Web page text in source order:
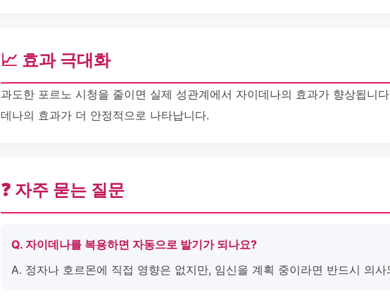
📈 효과 극대화
과도한 포르노 시청을 줄이면 실제 성관계에서 자이데나의 효과가 향상됩니
데나의 효과가 더 안정적으로 나타납니다.
❓ 자주 묻는 질문
Q. 자이데나를 복용하면 자동으로 발기가 되나요?
A. 정자나 호르몬에 직접 영향은 없지만, 임신을 계획 중이라면 반드시 의사